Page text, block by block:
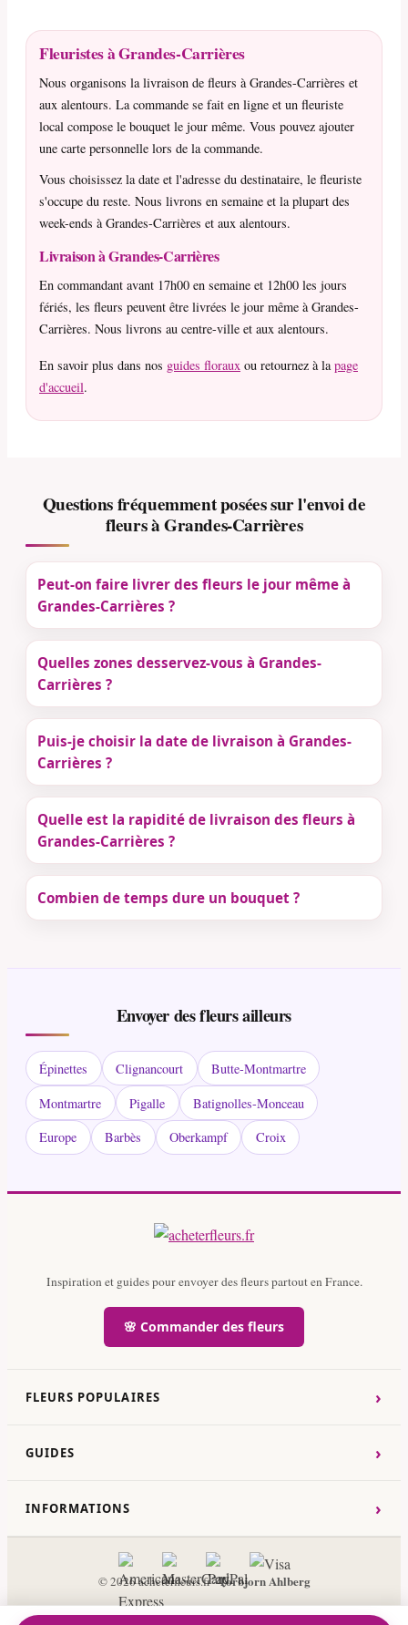
Fleuristes à Grandes-Carrières
Nous organisons la livraison de fleurs à Grandes-Carrières et
aux alentours. La commande se fait en ligne et un fleuriste
local compose le bouquet le jour même. Vous pouvez ajouter
une carte personnelle lors de la commande.
Vous choisissez la date et l'adresse du destinataire, le fleuriste
s'occupe du reste. Nous livrons en semaine et la plupart des
week-ends à Grandes-Carrières et aux alentours.
Livraison à Grandes-Carrières
En commandant avant 17h00 en semaine et 12h00 les jours
fériés, les fleurs peuvent être livrées le jour même à Grandes-
Carrières. Nous livrons au centre-ville et aux alentours.
En savoir plus dans nos guides floraux ou retournez à lapage
d'accueil.
Questions fréquemment posées sur l'envoi de
fleurs à Grandes-Carrières
Peut-on faire livrer des fleurs le jour même à
Grandes-Carrières ?
Quelles zones desservez-vous à Grandes-
Carrières ?
Puis-je choisir la date de livraison à Grandes-
Carrières ?
Quelle est la rapidité de livraison des fleurs à
Grandes-Carrières ?
Combien de temps dure un bouquet ?
Envoyer des fleurs ailleurs
Épinettes Clignancourt
Butte-Montmartre
Montmartre
Pigalle
Batignolles-Monceau
Europe
Barbès Oberkampf Croix
Inspiration et guides pour envoyer des fleurs partout en France.
🌸 Commander des fleurs
FLEURS POPULAIRES ›
GUIDES ›
INFORMATIONS ›
© 2026 acheterfleurs.fr ·Torbjorn Ahlberg